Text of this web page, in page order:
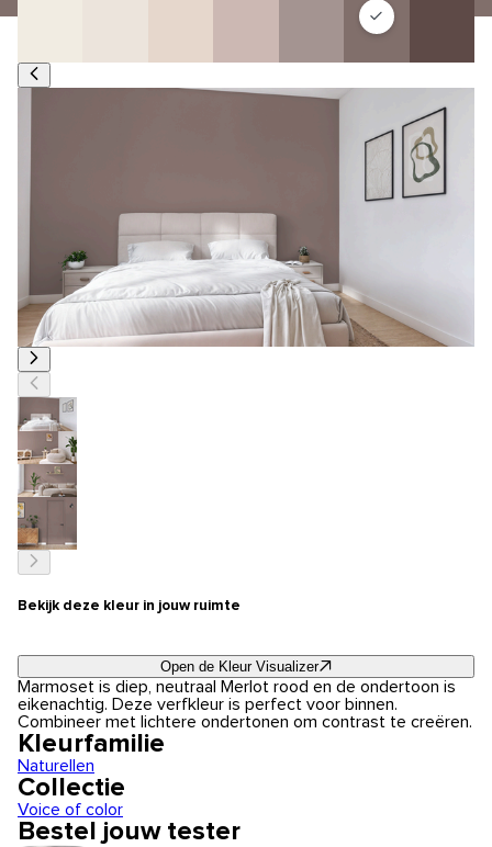
Bekijk deze kleur in jouw ruimte
Open de Kleur Visualizer
Marmoset is diep, neutraal Merlot rood en de ondertoon is
eikenachtig. Deze verfkleur is perfect voor binnen.
Combineer met lichtere ondertonen om contrast te creëren.
Kleurfamilie
Naturellen
Collectie
Voice of color
Bestel jouw tester